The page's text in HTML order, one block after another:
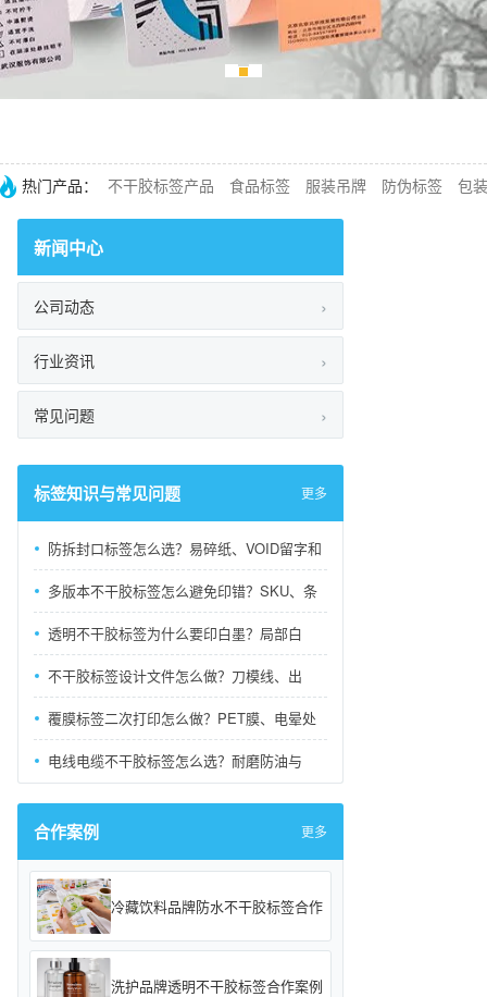
热门产品： 不干胶标签产品 食品标签 服装吊牌 防伪标签 包
新闻中心
公司动态
行业资讯
常见问题
标签知识与常见问题 更多
防拆封口标签怎么选？易碎纸、VOID留字和
多版本不干胶标签怎么避免印错？SKU、条
透明不干胶标签为什么要印白墨？局部白
不干胶标签设计文件怎么做？刀模线、出
覆膜标签二次打印怎么做？PET膜、电晕处
电线电缆不干胶标签怎么选？耐磨防油与
合作案例 更多
冷藏饮料品牌防水不干胶标签合作
洗护品牌透明不干胶标签合作案例